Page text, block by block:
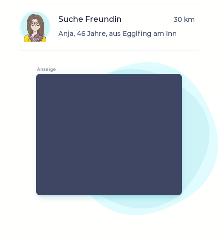
Suche Freundin
Anja, 46 Jahre, aus Egglfing am Inn
30 km